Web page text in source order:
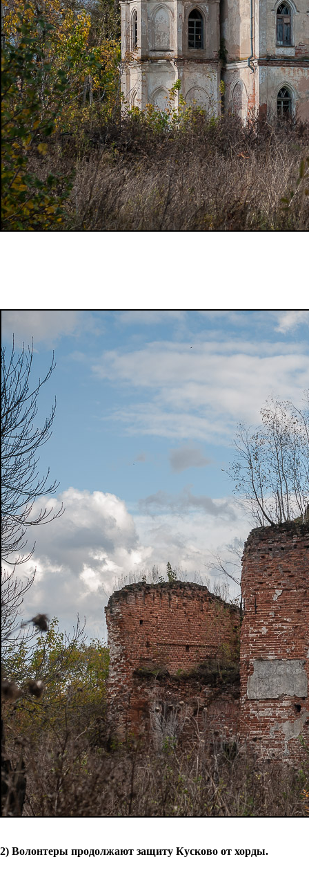
2) Волонтеры продолжают защиту Кусково от хорды.